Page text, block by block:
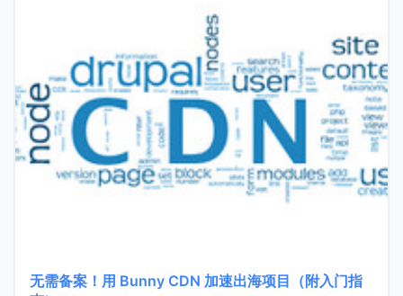
无需备案！用 Bunny CDN 加速出海项目（附入门指